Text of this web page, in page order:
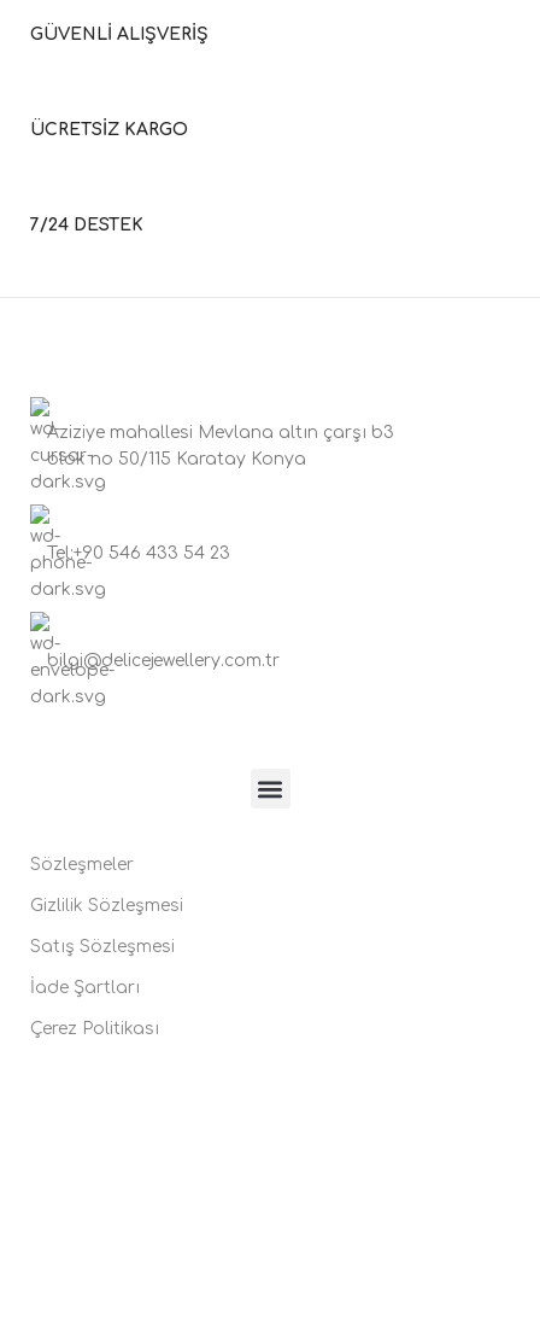
GÜVENLİ ALIŞVERİŞ
ÜCRETSİZ KARGO
7/24 DESTEK
Aziziye mahallesi Mevlana altın çarşı b3
blok no 50/115 Karatay Konya
Tel:+90 546 433 54 23
bilgi@delicejewellery.com.tr
Sözleşmeler
Gizlilik Sözleşmesi
Satış Sözleşmesi
İade Şartları
Çerez Politikası